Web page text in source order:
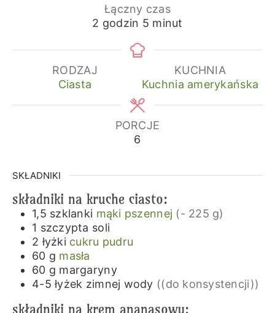
Łączny czas
2 godziny
godzin 5 minuty
minut
RODZAJ
Ciasta
KUCHNIA
Kuchnia amerykańska
PORCJE
6
SKŁADNIKI
składniki na kruche ciasto:
1,5 szklanki mąki pszennej (- 225 g)
1 szczypta soli
2 łyżki cukru pudru
60 g masła
60 g margaryny
4-5 łyżek zimnej wody ((do konsystencji))
składniki na krem ananasowy: